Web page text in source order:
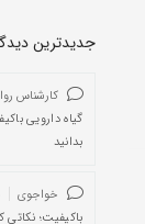
جدیدترین
کارشناس
گیاه دارویی
بدانید
خواجوی
باکیفیت؛ نکاتی